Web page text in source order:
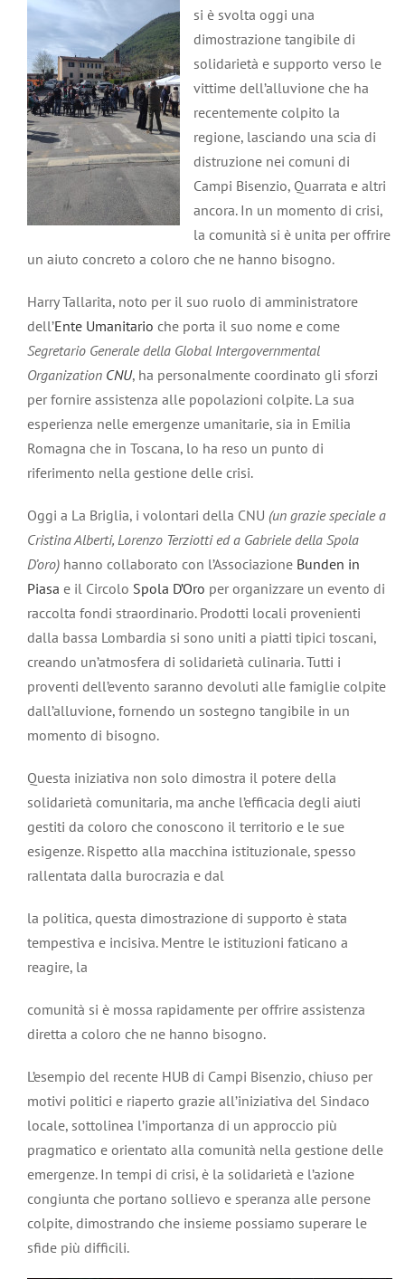
si è svolta oggi una
dimostrazione tangibile di
solidarietà e supporto verso le
vittime dell’alluvione che ha
recentemente colpito la
regione, lasciando una scia di
distruzione nei comuni di
Campi Bisenzio, Quarrata e altri
ancora. In un momento di crisi,
la comunità si è unita per offrire
un aiuto concreto a coloro che ne hanno bisogno.
Harry Tallarita, noto per il suo ruolo di amministratore
dell’Ente Umanitario che porta il suo nome e come
Segretario Generale della Global Intergovernmental
Organization CNU, ha personalmente coordinato gli sforzi
per fornire assistenza alle popolazioni colpite. La sua
esperienza nelle emergenze umanitarie, sia in Emilia
Romagna che in Toscana, lo ha reso un punto di
riferimento nella gestione delle crisi.
Oggi a La Briglia, i volontari della CNU (un grazie speciale a
Cristina Alberti, Lorenzo Terziotti ed a Gabriele della Spola
D’oro)hanno collaborato con l’Associazione Bunden in
Piasa e il Circolo Spola D’Oro per organizzare un evento di
raccolta fondi straordinario. Prodotti locali provenienti
dalla bassa Lombardia si sono uniti a piatti tipici toscani,
creando un’atmosfera di solidarietà culinaria. Tutti i
proventi dell’evento saranno devoluti alle famiglie colpite
dall’alluvione, fornendo un sostegno tangibile in un
momento di bisogno.
Questa iniziativa non solo dimostra il potere della
solidarietà comunitaria, ma anche l’efficacia degli aiuti
gestiti da coloro che conoscono il territorio e le sue
esigenze. Rispetto alla macchina istituzionale, spesso
rallentata dalla burocrazia e dal
la politica, questa dimostrazione di supporto è stata
tempestiva e incisiva. Mentre le istituzioni faticano a
reagire, la
comunità si è mossa rapidamente per offrire assistenza
diretta a coloro che ne hanno bisogno.
L’esempio del recente HUB di Campi Bisenzio, chiuso per
motivi politici e riaperto grazie all’iniziativa del Sindaco
locale, sottolinea l’importanza di un approccio più
pragmatico e orientato alla comunità nella gestione delle
emergenze. In tempi di crisi, è la solidarietà e l’azione
congiunta che portano sollievo e speranza alle persone
colpite, dimostrando che insieme possiamo superare le
sfide più difficili.